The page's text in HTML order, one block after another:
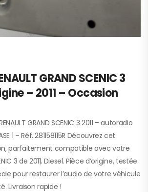
GRAND SCENIC 3
– 2011 – Occasion
GRAND SCENIC 3 2011 – autoradio
1 – Réf. 281158115R Découvrez cet
parfaitement compatible avec votre
3 de 2011, Diesel. Pièce d’origine, testée
pour restaurer l’audio de votre véhicule
Livraison rapide !